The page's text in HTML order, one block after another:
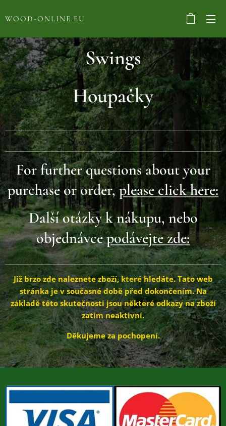
WOOD-ONLINE.EU
Swings
Houpačky
For further questions about your
purchase or order,please click here:
Další otázky k nákupu, nebo
objednávcepodávejte zde:
Již brzo zde naleznete zboží, které hledáte.Tato web
stránka je v současné době před dokončením. Na
základě této skutečnosti jsou některé odkazy na zboží
zatím neaktivní.
Děkujeme za pochopení.